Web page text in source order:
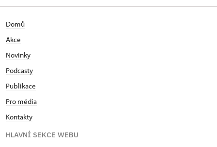
Domů
Akce
Novinky
Podcasty
Publikace
Pro média
Kontakty
HLAVNÍ SEKCE WEBU